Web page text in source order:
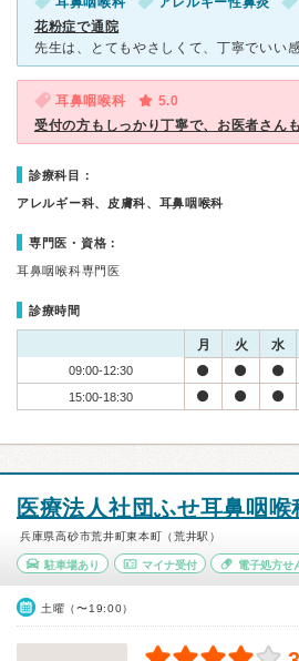
花粉症で通院
耳鼻咽喉科
5.0
受付の方もしっかり丁寧で、お医者さん
診療科目：
アレルギー科、皮膚科、耳鼻咽喉科
専門医・資格：
耳鼻咽喉科専門医
診療時間
月 火 水
09:00-12:30
15:00-18:30
医療法人社団ふせ耳鼻咽喉
兵庫県高砂市荒井町東本町（荒井駅）
駐車場あり マイナ受付 電子処方せ
土曜（〜19:00）